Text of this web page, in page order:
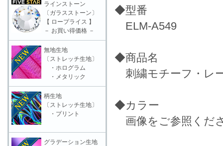
◆型番
ELM-A549
◆商品名
刺繍モチーフ・レ
◆カラー
画像をご参照くだ
ラインストーン
〔ガラスストーン〕
【 ロープライス 】
－ お買い得価格 －
無地生地
〔ストレッチ生地〕
・ホログラム
・メタリック
柄生地
〔ストレッチ生地〕
・プリント
グラデーション生地